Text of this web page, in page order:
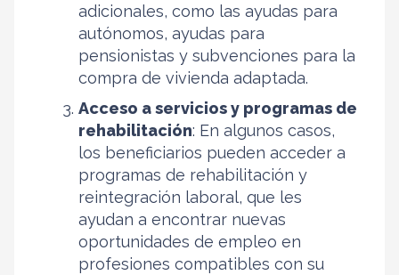
adicionales, como las ayudas para
autónomos, ayudas para
pensionistas y subvenciones para la
compra de vivienda adaptada.
Acceso a servicios y programas de
rehabilitación: En algunos casos,
los beneficiarios pueden acceder a
programas de rehabilitación y
reintegración laboral, que les
ayudan a encontrar nuevas
oportunidades de empleo en
profesiones compatibles con su